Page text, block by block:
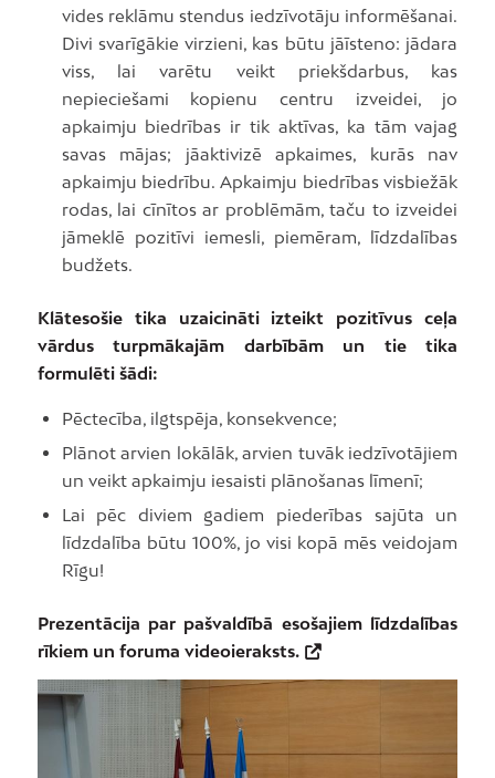
vides reklāmu stendus iedzīvotāju informēšanai.
Divi svarīgākie virzieni, kas būtu jāīsteno: jādara
viss, lai varētu veikt priekšdarbus, kas
nepieciešami kopienu centru izveidei, jo
apkaimju biedrības ir tik aktīvas, ka tām vajag
savas mājas; jāaktivizē apkaimes, kurās nav
apkaimju biedrību. Apkaimju biedrības visbiežāk
rodas, lai cīnītos ar problēmām, taču to izveidei
jāmeklē pozitīvi iemesli, piemēram, līdzdalības
budžets.
Klātesošie tika uzaicināti izteikt pozitīvus ceļa
vārdus turpmākajām darbībām un tie tika
formulēti šādi:
Pēctecība, ilgtspēja, konsekvence;
Plānot arvien lokālāk, arvien tuvāk iedzīvotājiem
un veikt apkaimju iesaisti plānošanas līmenī;
Lai pēc diviem gadiem piederības sajūta un
līdzdalība būtu 100%, jo visi kopā mēs veidojam
Rīgu!
Prezentācija par pašvaldībā esošajiem līdzdalības
rīkiem un foruma videoieraksts.